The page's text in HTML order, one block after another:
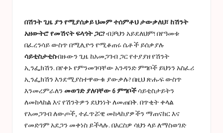
s
t
u
c
e
s
በሽንት ጊዜ ያን የሚያሰቃይ ህመም ተሰምቶህ ታውቃለህ፣ ከሽንት
አዘውትሮ የመሽናት ፍላጎት ጋር?ብቻህን አይደለህም! በየዓመቱ
በፈረንሳይ ውስጥ በሚሊዮን የሚቆጠሩ ሴቶች ይሰቃያሉ
ሳይቲስታቲስብዙውን ጊዜ ከአመጋገብ ጋር የተያያዘ የሽንት
ኢንፌክሽን. በየቀኑ የምንመገባቸው አንዳንድ ምግቦች ይህንን አስፈሪ
ኢንፌክሽን እንደሚያስተዋውቁ ያውቃሉ? በዚህ ጽሑፍ ውስጥ
እንመረምራለንመወገድ ያለባቸው 6 ምግቦችሳይቲስታይትን
ለመከላከል እና የሽንትዎን ደህንነት ለመጠበቅ. በጥቂት ቀላል
የአመጋገብ ለውጦች, ተፈጥሯዊ መከላከያዎችን ማጠናከር እና
የመድገም አደጋን መቀነስ ይችላሉ. በእርስዎ ሳህን ላይ ለማስወገድ